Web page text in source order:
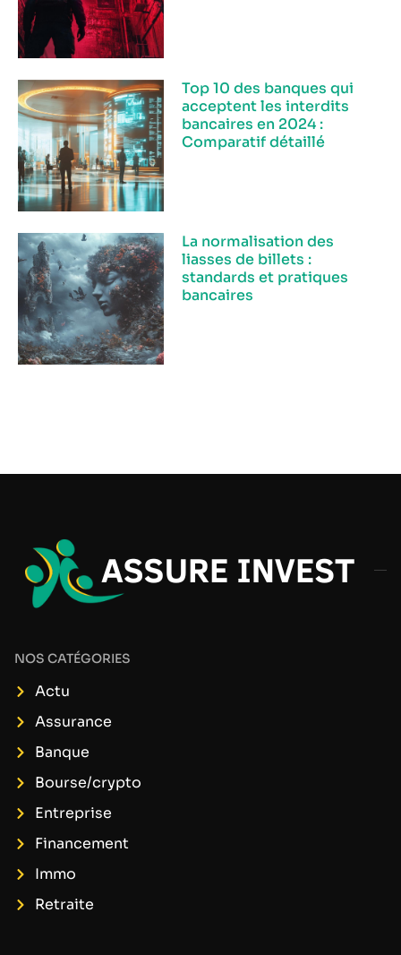
Top 10 des banques qui
acceptent les interdits
bancaires en 2024 :
Comparatif détaillé
La normalisation des
liasses de billets :
standards et pratiques
bancaires
NOS CATÉGORIES
Actu
Assurance
Banque
Bourse/crypto
Entreprise
Financement
Immo
Retraite